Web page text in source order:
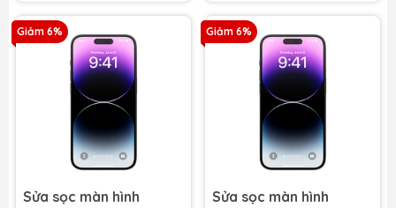
Giảm 6%
Sửa sọc màn hình
Giảm 6%
Sửa sọc màn hình